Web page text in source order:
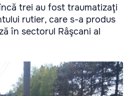
trei au fost traumatizaţi
rutier, care s-a produs
în sectorul Râşcani al